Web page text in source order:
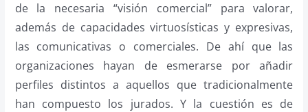
de la necesaria “visión comercial” para valorar,
además de capacidades virtuosísticas y expresivas,
las comunicativas o comerciales. De ahí que las
organizaciones hayan de esmerarse por añadir
perfiles distintos a aquellos que tradicionalmente
han compuesto los jurados. Y la cuestión es de